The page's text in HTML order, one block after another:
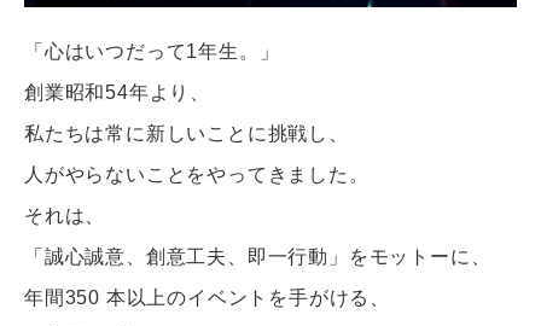
「心はいつだって1年生。」
創業昭和54年より、
私たちは常に新しいことに挑戦し、
人がやらないことをやってきました。
それは、
「誠心誠意、創意工夫、即一行動」をモットーに、
年間350 本以上のイベントを手がける、